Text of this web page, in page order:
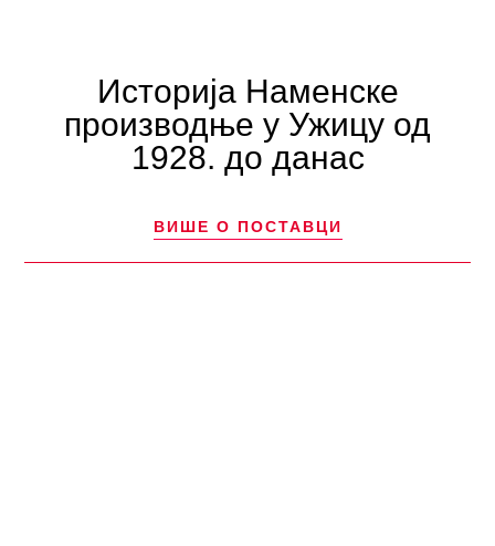
Историја Наменске
производње у Ужицу од
1928. до данас​
ВИШЕ О ПОСТАВЦИ